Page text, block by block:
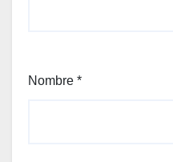
Nombre *